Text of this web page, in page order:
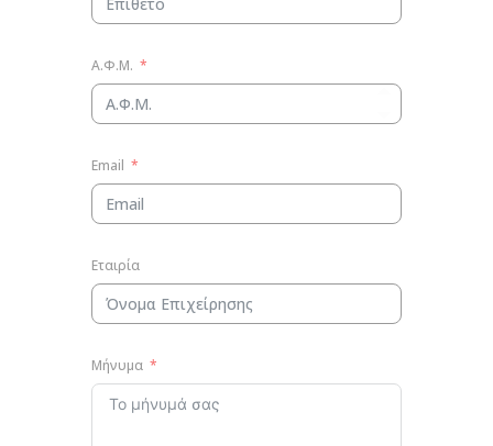
Α.Φ.Μ.
Email
Εταιρία
Μήνυμα